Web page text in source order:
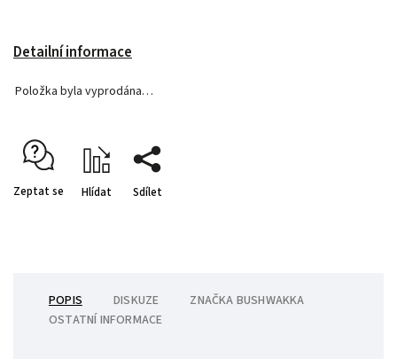
Detailní informace
Položka byla vyprodána…
Zeptat se Hlídat Sdílet
POPIS DISKUZE ZNAČKA BUSHWAKKA
OSTATNÍ INFORMACE